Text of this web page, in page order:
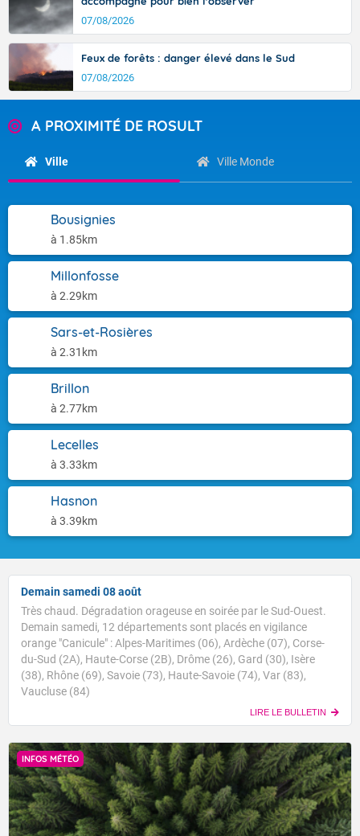
07/08/2026
Feux de forêts : danger élevé dans le Sud
07/08/2026
A PROXIMITÉ DE ROSULT
Ville Ville Monde
Bousignies
à 1.85km
Millonfosse
à 2.29km
Sars-et-Rosières
à 2.31km
Brillon
à 2.77km
Lecelles
à 3.33km
Hasnon
à 3.39km
Demain samedi 08 août
Très chaud. Dégradation orageuse en soirée par le Sud-Ouest.
Demain samedi, 12 départements sont placés en vigilance
orange "Canicule" : Alpes-Maritimes (06), Ardèche (07), Corse-
du-Sud (2A), Haute-Corse (2B), Drôme (26), Gard (30), Isère
(38), Rhône (69), Savoie (73), Haute-Savoie (74), Var (83),
Vaucluse (84)
LIRE LE BULLETIN
INFOS MÉTÉO